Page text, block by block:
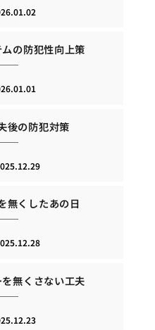
の防犯性向上策
後の防犯対策
無くしたあの日
無くさない工夫